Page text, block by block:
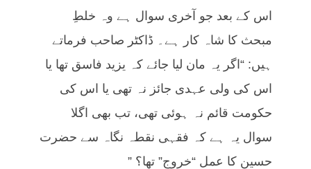
اس کے بعد جو آخری سوال ہے وہ خلطِ
مبحث کا شاہ کار ہے۔ ڈاکٹر صاحب فرماتے
ہیں: “اگر یہ مان لیا جائے کہ یزید فاسق تھا یا
اس کی ولی عہدی جائز نہ تھی یا اس کی
حکومت قائم نہ ہوئی تھی، تب بھی اگلا
سوال یہ ہے کہ فقہی نقطہ نگاہ سے حضرت
حسین کا عمل “خروج” تھا؟ ”